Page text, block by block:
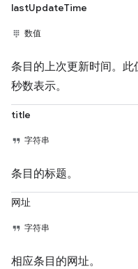
lastUpdateTime
数值
条目的上次更新时间。此
秒数表示。
title
字符串
条目的标题。
网址
字符串
相应条目的网址。